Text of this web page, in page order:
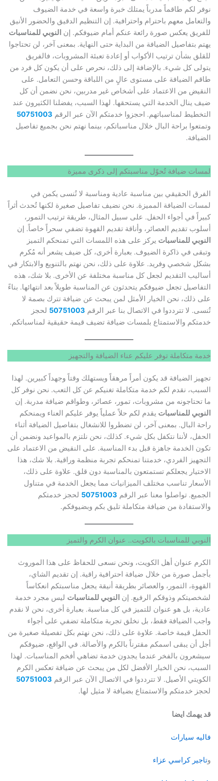
نوفر لكم طاقماً مدرباً يمتلك خبرة واسعة في خدمة الضيوف
والتعامل معهم باحترام واحترافية. إن التنظيم الدقيق والحضور الأنيق
للفريق يعكس صورة رائعة عنكم أمام ضيوفكم. إنالنوبي للمناسبات
يهتم بتفاصيل الضيافة من البداية حتى النهاية. بمعنى آخر، لن تحتاجوا
للقلق بشأن ترتيب الأكواب أو إعادة تعبئة المشروبات، فالفريق
يتولى كل شيء. بالإضافة إلى ذلك، نحرص على أن يكون كل فرد من
طاقم الضيافة على مستوى عالٍ من اللباقة وحسن التعامل. على
النقيض من الاعتماد على أشخاص غير مدربين، نحن نضمن أن كل
ضيف ينال الخدمة التي يستحقها. لهذا السبب، يفضلنا الكثيرون عند
التخطيط لمناسباتهم. احجزوا خدمتكم الآن عبر الرقم50751003
وتمتعوا براحة البال خلال مناسباتكم، بينما نهتم نحن بجميع تفاصيل
الضيافة.
لمسات ضيافة تُحوّل مناسبتكم إلى ذكرى مميزة
الفرق الحقيقي بين مناسبة عادية ومناسبة لا تُنسى يكمن في
لمسات الضيافة المميزة. نحن نضيف تفاصيل صغيرة لكنها تُحدث أثراً
كبيراً في أجواء الحفل. على سبيل المثال، طريقة ترتيب التمور،
أسلوب تقديم العصائر، وأناقة تقديم القهوة تضفي سحراً خاصاً. إن
النوبي للمناسباتيركز على هذه اللمسات التي تمنحكم التميز
وتبقى في ذاكرة الضيوف. بعبارة أخرى، كل ضيف يشعر أنه مُكرم
بشكل شخصي وفريد. علاوة على ذلك، نحن نهتم بالتنويع والابتكار في
أساليب التقديم لجعل كل مناسبة مختلفة عن الأخرى. بلا شك، هذه
التفاصيل تجعل ضيوفكم يتحدثون عن المناسبة طويلاً بعد انتهائها. بناءً
على ذلك، نحن الخيار الأمثل لمن يبحث عن ضيافة تترك بصمة لا
تُنسى. لا تترددوا في الاتصال بنا عبر الرقم50751003 لحجز
خدمتكم والاستمتاع بلمسات ضيافة تضيف قيمة حقيقية لمناسباتكم.
خدمة متكاملة توفر عليكم عناء الضيافة والتجهيز
تجهيز الضيافة قد يكون أمراً مرهقاً ويستهلك وقتاً وجهداً كبيرين. لهذا
السبب، نقدم لكم خدمة متكاملة تغنيكم عن كل التعب. نحن نوفر كل
ما تحتاجونه من مشروبات، تمور، عصائر، وطواقم ضيافة مدربة. إن
النوبي للمناسباتيقدم لكم حلاً عملياً يوفر عليكم العناء ويمنحكم
راحة البال. بمعنى آخر، لن تضطروا للانشغال بتفاصيل الضيافة أثناء
الحفل، لأننا نتكفل بكل شيء. كذلك، نحن نلتزم بالمواعيد ونضمن أن
تكون الخدمة جاهزة قبل بدء المناسبة. على النقيض من الاعتماد على
التجهيز الفردي، خدمتنا تمنحكم تجربة منظمة وراقية. بلا شك، هذا
الاختيار يجعلكم تستمتعون بالمناسبة دون قلق. علاوة على ذلك،
الأسعار تناسب مختلف الميزانيات مما يجعل الخدمة في متناول
الجميع. تواصلوا معنا عبر الرقم50751003 لحجز خدمتكم
والاستفادة من ضيافة متكاملة تليق بكم وبضيوفكم.
النوبي للمناسبات بالكويت.. عنوان الكرم والتميز
الكرم عنوان أهل الكويت، ونحن نسعى للحفاظ على هذا الموروث
بأجمل صورة من خلال ضيافة احترافية راقية. إن تقديم الشاي،
القهوة، التمور، والعصائر بطريقة أنيقة يجعل مناسبتكم انعكاساً
لشخصيتكم وذوقكم الرفيع. إنالنوبي للمناسباتليس مجرد خدمة
عادية، بل هو عنوان للتميز في كل مناسبة. بعبارة أخرى، نحن لا نقدم
واجب الضيافة فقط، بل نخلق تجربة متكاملة تضفي على أجواء
الحفل قيمة خاصة. علاوة على ذلك، نحن نهتم بكل تفصيلة صغيرة من
أجل أن يبقى اسمكم مقترناً بالكرم والأصالة. في الواقع، ضيوفكم
سيشعرون بالفخر عندما يجدون خدمة تضاهي أفخم المناسبات. لهذا
السبب، نحن الخيار الأفضل لكل من يبحث عن ضيافة تعكس الكرم
الكويتي الأصيل. لا تترددوا في الاتصال الآن عبر الرقم50751003
لحجز خدمتكم والاستمتاع بضيافة لا مثيل لها.
قد يهمك ايضا
فاليه سيارات
تاجير كراسي عزاء